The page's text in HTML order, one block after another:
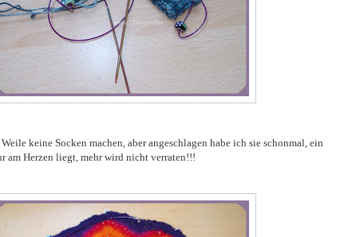
keine Socken machen, aber angeschlagen habe ich sie schonmal, ein
am Herzen liegt, mehr wird nicht verraten!!!